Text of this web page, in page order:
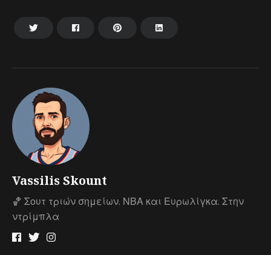
Vassilis Skount
🏀 Σουτ τριών σημείων. ΝΒΑ και Ευρωλίγκα. Στην
ντρίμπλα